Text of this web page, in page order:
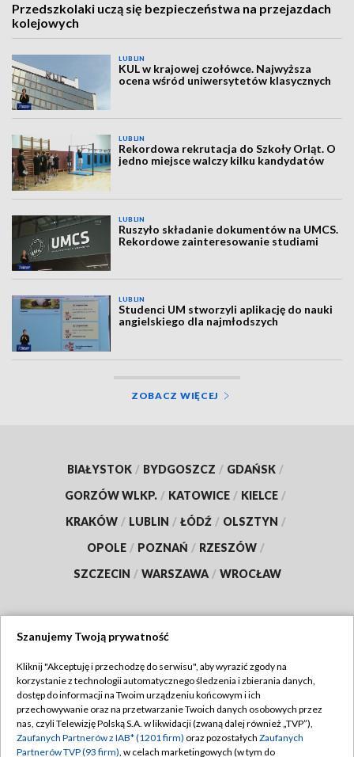
Przedszkolaki uczą się bezpieczeństwa na przejazdach
kolejowych
LUBLIN
KUL w krajowej czołówce. Najwyższa
ocena wśród uniwersytetów klasycznych
LUBLIN
Rekordowa rekrutacja do Szkoły Orląt. O
jedno miejsce walczy kilku kandydatów
LUBLIN
Ruszyło składanie dokumentów na UMCS.
Rekordowe zainteresowanie studiami
LUBLIN
Studenci UM stworzyli aplikację do nauki
angielskiego dla najmłodszych
ZOBACZ WIĘCEJ
BIAŁYSTOK / BYDGOSZCZ / GDAŃSK /
GORZÓW WLKP. / KATOWICE / KIELCE /
KRAKÓW / LUBLIN / ŁÓDŹ / OLSZTYN /
OPOLE / POZNAŃ / RZESZÓW /
SZCZECIN / WARSZAWA / WROCŁAW
TVP
Abonament TVP
Emisja w TVP
Regulamin TVP
Polityka prywatności
Szanujemy Twoją prywatność
Kliknij "Akceptuję i przechodzę do serwisu", aby wyrazić zgody na
korzystanie z technologii automatycznego śledzenia i zbierania danych,
dostęp do informacji na Twoim urządzeniu końcowym i ich
przechowywanie oraz na przetwarzanie Twoich danych osobowych przez
nas, czyli Telewizję Polską S.A. w likwidacji (zwaną dalej również „TVP”),
Zaufanych Partnerów z IAB* (1201 firm) oraz pozostałych Zaufanych
Partnerów TVP (93 firm), w celach marketingowych (w tym do